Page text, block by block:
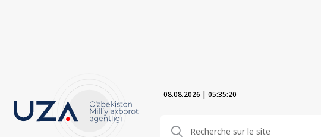
08.08.2026 | 05:35:22